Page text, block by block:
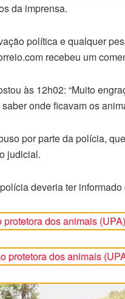
da imprensa.
política e qualquer
recebeu um
às 12h02: “Muito
onde ficavam os
por parte da polícia,
judicial.
deveria ter